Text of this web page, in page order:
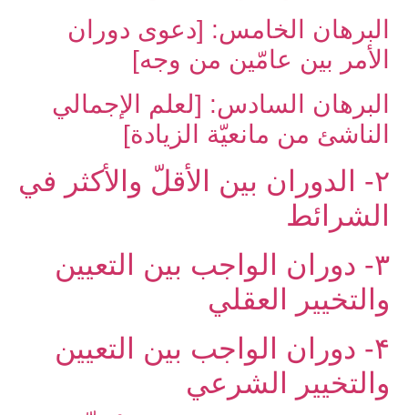
البرهان الخامس: [دعوى دوران
الأمر بين عامّين من وجه‏]
البرهان السادس: [لعلم الإجمالي
الناشئ من مانعيّة الزيادة]
۲- الدوران بين الأقلّ والأكثر في
الشرائط
۳- دوران الواجب بين التعيين
والتخيير العقلي‏
۴- دوران الواجب بين التعيين
والتخيير الشرعي‏